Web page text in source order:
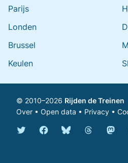
Parijs
Londen
Brussel
Keulen
© 2010–2026 Rijden de Treinen
Over • Open data • Privacy •